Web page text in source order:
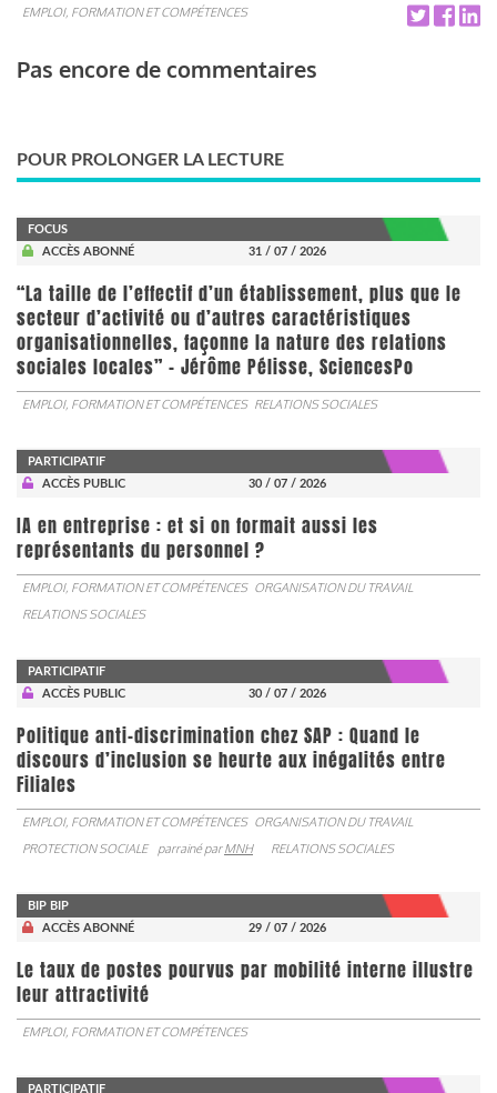
EMPLOI, FORMATION ET COMPÉTENCES
Pas encore de commentaires
POUR PROLONGER LA LECTURE
FOCUS
ACCÈS ABONNÉ
31 / 07 / 2026
“La taille de l’effectif d’un établissement, plus que le
secteur d’activité ou d’autres caractéristiques
organisationnelles, façonne la nature des relations
sociales locales” - Jérôme Pélisse, SciencesPo
EMPLOI, FORMATION ET COMPÉTENCES RELATIONS SOCIALES
PARTICIPATIF
ACCÈS PUBLIC
30 / 07 / 2026
IA en entreprise : et si on formait aussi les
représentants du personnel ?
EMPLOI, FORMATION ET COMPÉTENCES ORGANISATION DU TRAVAIL
RELATIONS SOCIALES
PARTICIPATIF
ACCÈS PUBLIC
30 / 07 / 2026
Politique anti-discrimination chez SAP : Quand le
discours d’inclusion se heurte aux inégalités entre
Filiales
EMPLOI, FORMATION ET COMPÉTENCES ORGANISATION DU TRAVAIL
PROTECTION SOCIALE
parrainé parMNH RELATIONS SOCIALES
BIP BIP
ACCÈS ABONNÉ
29 / 07 / 2026
Le taux de postes pourvus par mobilité interne illustre
leur attractivité
EMPLOI, FORMATION ET COMPÉTENCES
PARTICIPATIF